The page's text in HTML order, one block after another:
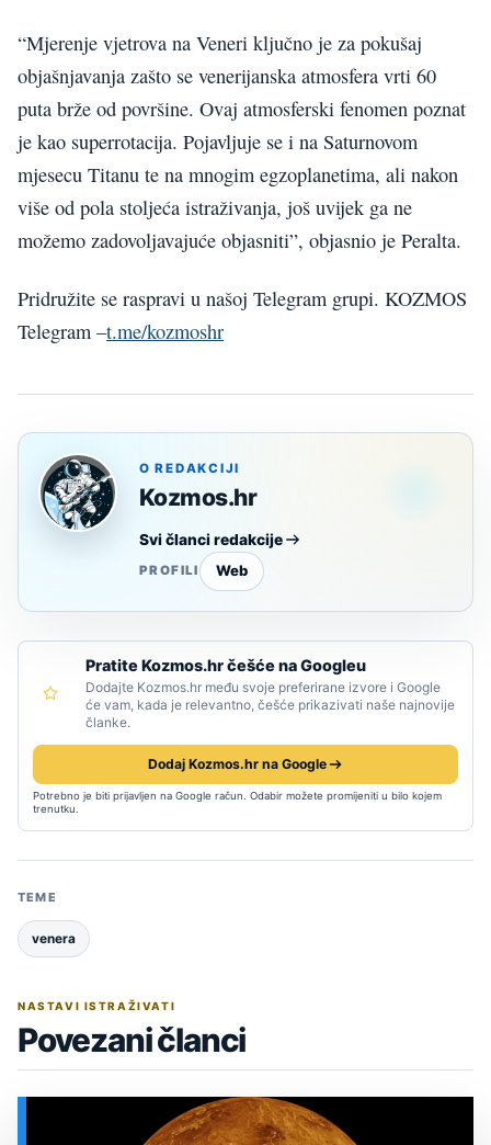
“Mjerenje vjetrova na Veneri ključno je za pokušaj
objašnjavanja zašto se venerijanska atmosfera vrti 60
puta brže od površine. Ovaj atmosferski fenomen poznat
je kao superrotacija. Pojavljuje se i na Saturnovom
mjesecu Titanu te na mnogim egzoplanetima, ali nakon
više od pola stoljeća istraživanja, još uvijek ga ne
možemo zadovoljavajuće objasniti”, objasnio je Peralta.
Pridružite se raspravi u našoj Telegram grupi. KOZMOS
Telegram –t.me/kozmoshr
O REDAKCIJI
Kozmos.hr
Svi članci redakcije
PROFILI Web
Pratite Kozmos.hr češće na Googleu
Dodajte Kozmos.hr među svoje preferirane izvore i Google
će vam, kada je relevantno, češće prikazivati naše najnovije
članke.
Dodaj Kozmos.hr na Google
Potrebno je biti prijavljen na Google račun. Odabir možete promijeniti u bilo kojem
trenutku.
TEME
venera
NASTAVI ISTRAŽIVATI
Povezani članci